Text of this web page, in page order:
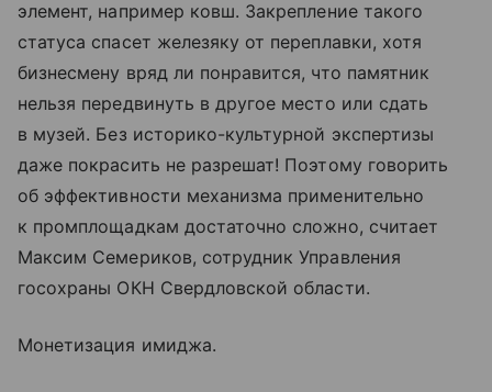
элемент, например ковш. Закрепление такого
статуса спасет железяку от переплавки, хотя
бизнесмену вряд ли понравится, что памятник
нельзя передвинуть в другое место или сдать
в музей. Без историко-культурной экспертизы
даже покрасить не разрешат! Поэтому говорить
об эффективности механизма применительно
к промплощадкам достаточно сложно, считает
Максим Семериков, сотрудник Управления
госохраны ОКН Свердловской области.
Монетизация имиджа.